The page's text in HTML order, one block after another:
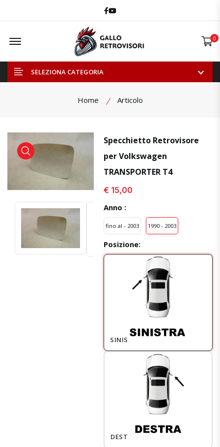
Facebook
Youtube
Offcanvas Menu Open 0
SELEZIONA CATEGORIA
Home Articolo
visualizza prodotto visualizza prodotto
Specchietto Retrovisore
per Volkswagen
TRANSPORTER T4
€ 15,00
Anno :
fino al - 2003 1990 - 2003
Posizione:
SINISTRO
DESTRO